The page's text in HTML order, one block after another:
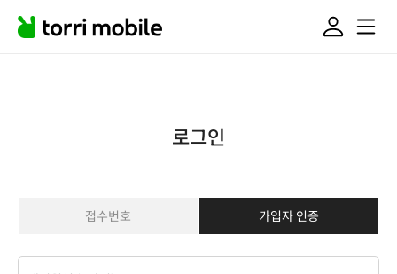
로그인
접수번호 가입자 인증